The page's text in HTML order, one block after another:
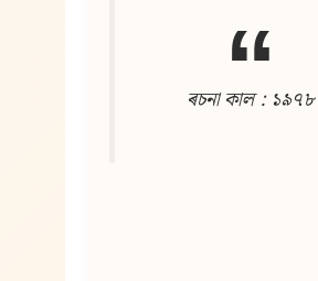
ৰচনা কাল : ১৯৭৮